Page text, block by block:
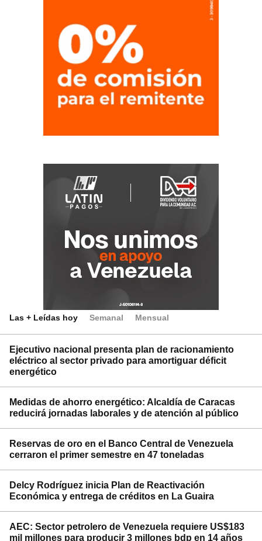
Las + Leídas hoy Semanal Mensual
Ejecutivo nacional presenta plan de racionamiento
eléctrico al sector privado para amortiguar déficit
energético
Medidas de ahorro energético: Alcaldía de Caracas
reducirá jornadas laborales y de atención al público
Reservas de oro en el Banco Central de Venezuela
cerraron el primer semestre en 47 toneladas
Delcy Rodríguez inicia Plan de Reactivación
Económica y entrega de créditos en La Guaira
AEC: Sector petrolero de Venezuela requiere US$183
mil millones para producir 3 millones bdp en 14 años